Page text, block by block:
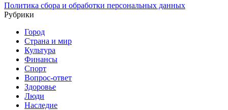
Политика сбора и обработки персональных данных
Рубрики
Город
Страна и мир
Культура
Финансы
Спорт
Вопрос-ответ
Здоровье
Люди
Наследие